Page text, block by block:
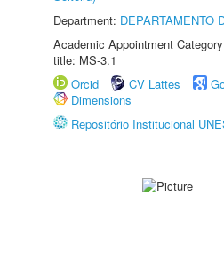
Department: DEPARTAMENTO
Academic Appointment
title: MS-3.1
Orcid
CV Lattes
Dimensions
Repositório Institucional